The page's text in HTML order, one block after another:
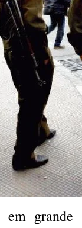
em grande